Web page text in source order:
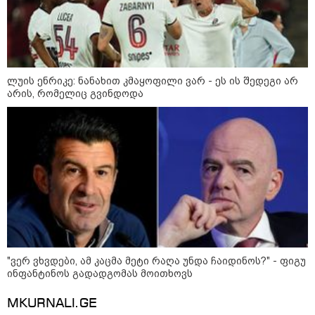
კატეგორიის ყველა სიახლე
სახალხო დამცველი - 2008 წლის
ომიდან 18 წლის თავზე, კვლავ
გამოწვევად რჩება საოკუპაციო
რეჟიმების მიერ, ე.წ. საზღვრის
უკანონო კვეთისთვის, პირთა
უკანონო დაკავებების და
პატიმრობის პრაქტიკა, ასევე
მშობლიურ ენაზე განათლების
მიხეილ სააკაშვილი -
საქართველო გადავარჩინეთ,
რადგან რუსეთმა ვერ მიაღწია
ომის ვერცერთ სტრატეგიულ
ლუის ენრიკე: ნანახით კმაყოფილი ვარ - ეს ის შედეგი არ
არის, რომელიც გვინდოდა
"ვერ ვხვდები, ამ კაცმა მეტი რაღა უნდა ჩაიდინოს?" - ფიგუ
ინფანტინოს გადადგომას მოითხოვს
MKURNALI.GE